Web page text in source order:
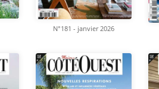
N°181 - janvier 2026